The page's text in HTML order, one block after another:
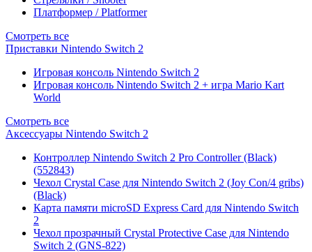
Платформер / Platformer
Смотреть все
Приставки Nintendo Switch 2
Игровая консоль Nintendo Switch 2
Игровая консоль Nintendo Switch 2 + игра Mario Kart
World
Смотреть все
Аксессуары Nintendo Switch 2
Контроллер Nintendo Switch 2 Pro Controller (Black)
(552843)
Чехол Сrystal Сase для Nintendo Switch 2 (Joy Con/4 gribs)
(Black)
Карта памяти microSD Express Card для Nintendo Switch
2
Чехол прозрачный Crystal Protective Case для Nintendo
Switch 2 (GNS-822)